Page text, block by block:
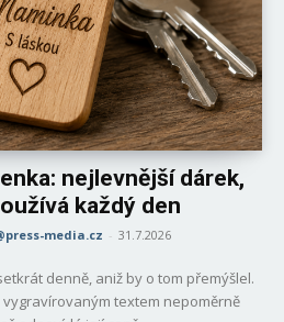
nejlevnější dárek,
každý den
media.cz - 31.7.2026
denně, aniž by o tom přemýšlel.
textem nepoměrně